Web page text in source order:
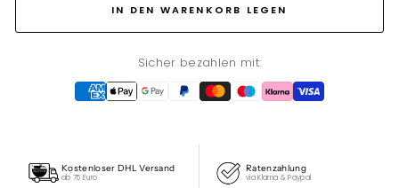
IN DEN WARENKORB LEGEN
Sicher bezahlen mit:
Kostenloser DHL Versand
ab 75 Euro
Ratenzahlung
via Klarna & Paypal